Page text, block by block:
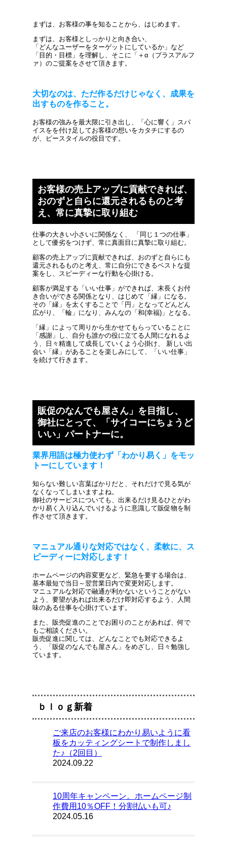
まずは、お客様の事を知ることから、はじめます。
まずは、お客様としっかりと向き合い、
「どんなユーザーをターゲットにしているか」など
「目的・目標」を理解し、そこに「＋α（プラスアルフ
ァ）のご提案をさせて頂きます。
大切なのは、ただ作るだけじゃなく、成果を
出すものを作ること。
お客様の強みを最大限に引き出し、「心に響く」スパ
イスをを付け足してお客様の想いをカタチにするの
が、ビースタイルの役目です。
お客様の売上アップに貢献できれば、
おのずと自らに還元されるものと考
え、常に真摯に取り組む
仕事の大きい小さいに関係なく、 「同じ１つの仕事」
として優劣をつけず、常に真面目に真摯に取り組む。
顧客の売上アップに貢献できれば、おのずと自らにも
還元されるものと考え、常に自分にできるベストな提
案をし、スピーディーな行動を心掛ける。
顧客が満足する「いい仕事」ができれば、末長くお付
き合いができる関係となり、はじめて「縁」になる。
その「縁」を太くすることで「円」となってどんどん
広がり、「輪」になり、みんなの「和(幸福)」となる。
「縁」によって周りから生かせてもらっていることに
「感謝」し、自分も誰かの役に立てる人間になれるよ
う、日々精進して成長していくよう心掛け、 新しい出
会い「縁」があることを楽しみにして、「いい仕事」
を続けて行きます。
販促のなんでも屋さん」を目指し、
御社にとって、「サイコーにちょうど
いい」パートナーに。
業界用語は極力使わず「わかり易く」をモッ
トーにしています！
知らない難しい言葉ばかりだと、それだけで見る気が
なくなってしまいますよね。
御社のサービスについても、出来るだけ見るひとがわ
かり易く入り込んでいけるように意識して販促物を制
作させて頂きます。
マニュアル通りな対応ではなく、柔軟に、ス
ピーディーに対応します！
ホームページの内容変更など、緊急を要する場合は、
基本最短で当日～翌営業日内で変更対応します。
マニュアルな対応で融通が利かないということがない
よう、要望があれば出来るだけ即対応するよう、人間
味のある仕事を心掛けています。
また、販売促進のことでお困りのことがあれば、何で
もご相談ください。
販売促進に関しては、どんなことでも対応できるよ
う、「販促のなんでも屋さん」をめざし、日々勉強し
ています。
ｂｌｏｇ新着
ご来店のお客様にわかり易いように看
板をカッティングシートで制作しまし
た♪（2回目）
2024.09.22
10周年キャンペーン。ホームページ制
作費用10％OFF！分割払いも可♪
2024.05.16